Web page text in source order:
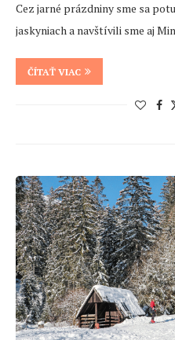
Cez jarné prázdniny sme sa
jaskyniach a navštívili sme aj
ČÍTAŤ VIAC